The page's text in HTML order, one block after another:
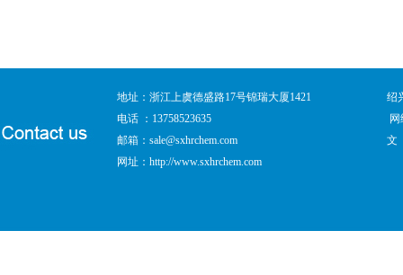
地址：浙江上虞德盛路17号锦瑞大厦1421
电话 ：13758523635
邮箱： sale@sxhrchem.com
网址： http://www.sxhrchem.com
绍
文